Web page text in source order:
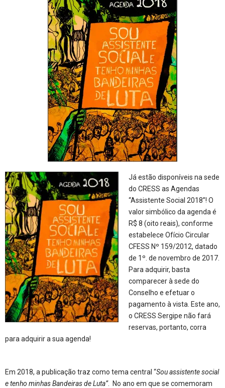
Já estão disponíveis na sede
do CRESS as Agendas
“Assistente Social 2018”! O
valor simbólico da agenda é
R$ 8 (oito reais), conforme
estabelece Ofício Circular
CFESS Nº 159/2012, datado
de 1º. de novembro de 2017.
Para adquirir, basta
comparecer à sede do
Conselho e efetuar o
pagamento à vista. Este ano,
o CRESS Sergipe não fará
reservas, portanto, corra
para adquirir a sua agenda!
Em 2018, a publicação traz como tema central “Sou assistente social
e tenho minhas Bandeiras de Luta”. No ano em que se comemoram